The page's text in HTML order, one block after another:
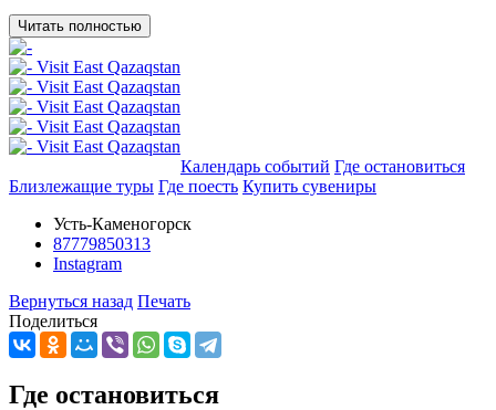
Читать полностью
Календарь событий Где остановиться
Близлежащие туры Где поесть Купить сувениры
Усть-Каменогорск
87779850313
Instagram
Вернуться назад Печать
Поделиться
Где остановиться